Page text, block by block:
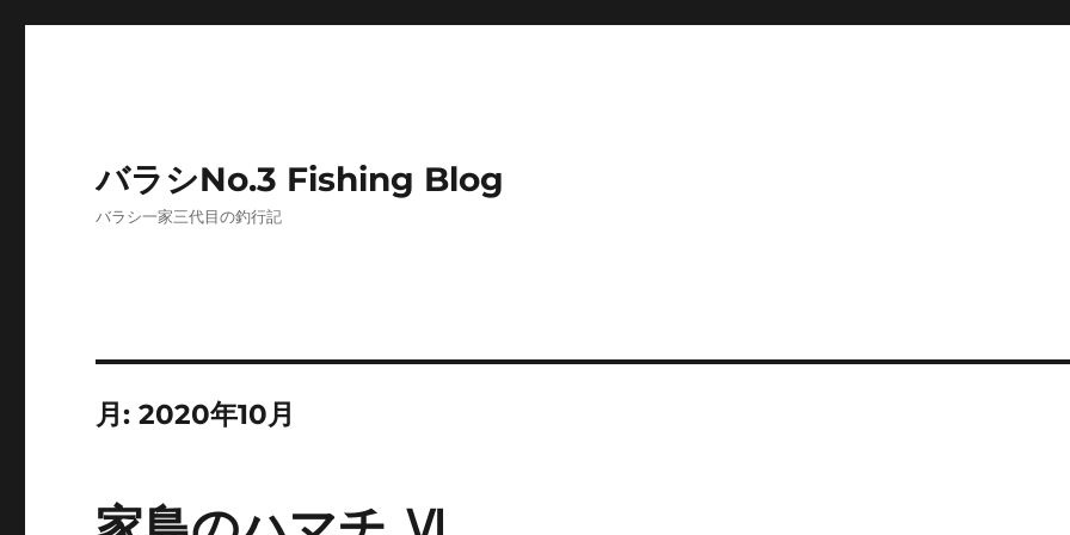
バラシNo.3 Fishing Blog
バラシ一家三代目の釣行記
月:2020年10月